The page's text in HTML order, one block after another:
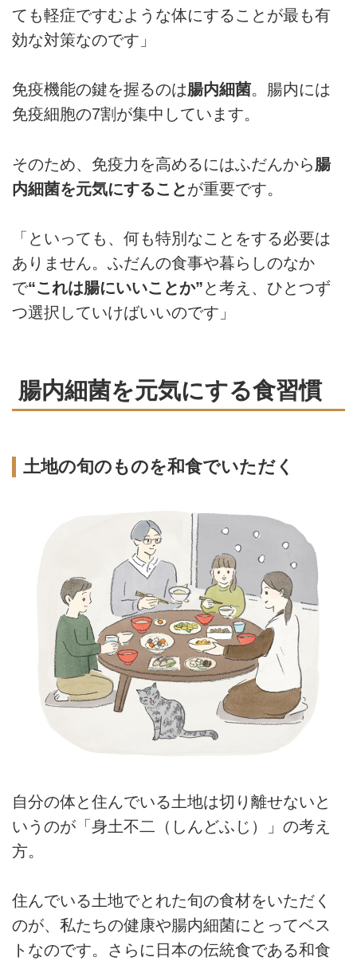
ても軽症ですむような体にすることが最も有
効な対策なのです」
免疫機能の鍵を握るのは腸内細菌。腸内には
免疫細胞の7割が集中しています。
そのため、免疫力を高めるにはふだんから腸
内細菌を元気にすることが重要です。
「といっても、何も特別なことをする必要は
ありません。ふだんの食事や暮らしのなか
で“これは腸にいいことか”と考え、ひとつず
つ選択していけばいいのです」
腸内細菌を元気にする食習慣
土地の旬のものを和食でいただく
自分の体と住んでいる土地は切り離せないと
いうのが「身土不二（しんどふじ）」の考え
方。
住んでいる土地でとれた旬の食材をいただく
のが、私たちの健康や腸内細菌にとってベス
トなのです。さらに日本の伝統食である和食